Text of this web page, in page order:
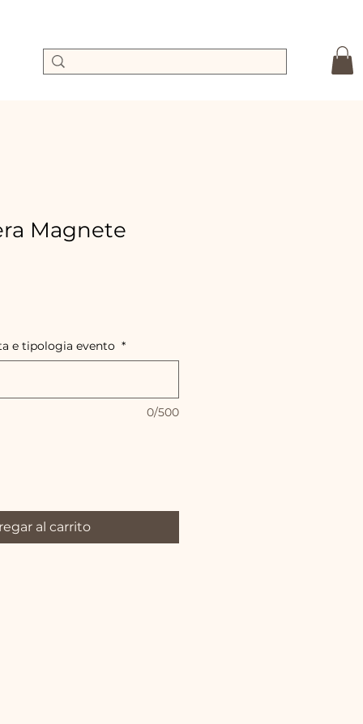
Magnete
e tipologia evento *
0/500
al carrito